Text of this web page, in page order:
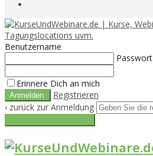
Benutzername
Passwort
Erinnere Dich an mich
Registrieren
‹ zurück zur Anmeldung